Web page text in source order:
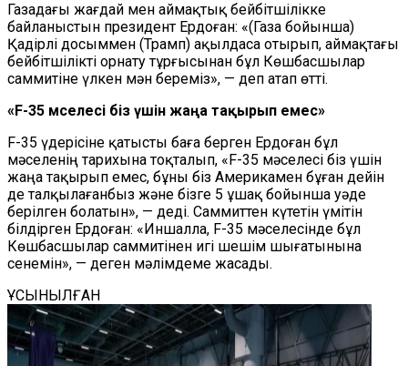
Газадағы жағдай мен аймақтық бейбітшілікке
байланыстын президент Ердоған: «(Газа бойынша)
Қадірлі досыммен (Трамп) ақылдаса отырып, аймақтағы
бейбітшілікті орнату тұрғысынан бұл Көшбасшылар
саммитіне үлкен мән береміз», — деп атап өтті.
«F-35 мәселесі біз үшін жаңа тақырып емес»
F-35 үдерісіне қатысты баға берген Ердоған бұл
мәселенің тарихына тоқталып, «F-35 мәселесі біз үшін
жаңа тақырып емес, бұны біз Америкамен бұған дейін
де талқылағанбыз және бізге 5 ұшақ бойынша уәде
берілген болатын», — деді. Саммиттен күтетін үмітін
білдірген Ердоған: «Иншалла, F-35 мәселесінде бұл
Көшбасшылар саммитінен игі шешім шығатынына
сенемін», — деген мәлімдеме жасады.
ҰСЫНЫЛҒАН